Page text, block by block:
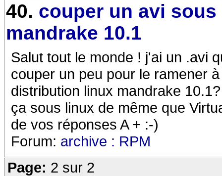
40. couper un avi
mandrake 10.1
Salut tout le monde ! j'ai un .avi
couper un peu pour le ramener
distribution linux mandrake
ça sous linux de même que
de vos réponses A + :-)
Forum: archive : RPM
Page: 2 sur 2